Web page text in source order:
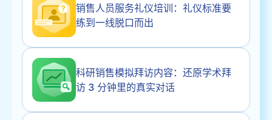
销售人员服务礼仪培训：礼仪标准要
练到一线脱口而出
科研销售模拟拜访内容：还原学术拜
访 3 分钟里的真实对话